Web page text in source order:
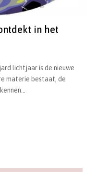
in het
lichtjaar is de nieuwe
materie bestaat, de